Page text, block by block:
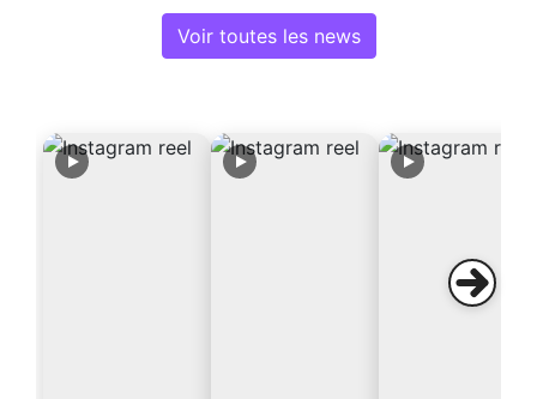
Voir toutes les news